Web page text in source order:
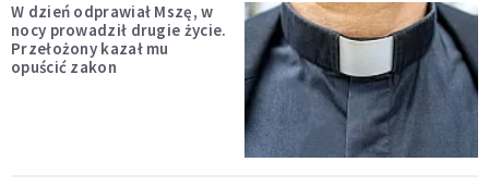
W dzień odprawiał Mszę, w
nocy prowadził drugie życie.
Przełożony kazał mu
opuścić zakon